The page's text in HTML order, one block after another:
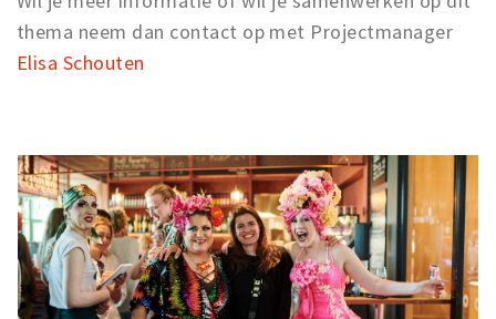
thema neem dan contact op met Projectmanager
Elisa Schouten